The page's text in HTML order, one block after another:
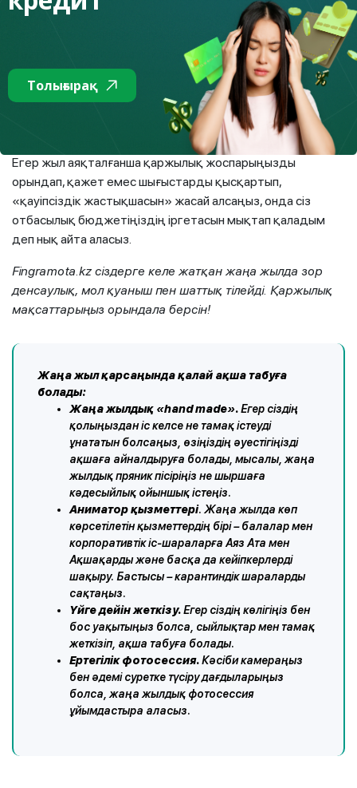
қарызсыз қарсы алу – жаңа жылды ескі қарыздармен
бастауға болмайтын, бұрыннан келе жатқан, жақсы
дәстүр. Асылы, пайдалы қаржылық дағдылар тізімін
жасаңыз, қандай жағдай болмасын олардан бас
тартпаңыз.
Қаржыңызға ревизия жасап, шотыңыздың өткен жылғы
көшірмесін алыңыз, шығындарыңызға талдау жасаңыз.
Егер жыл аяқталғанша қаржылық жоспарыңызды
орындап, қажет емес шығыстарды қысқартып,
«қауіпсіздік жастықшасын» жасай алсаңыз, онда сіз
отбасылық бюджетіңіздің іргетасын мықтап қаладым
деп нық айта аласыз.
Fingramota.kz сіздерге келе жатқан жаңа жылда зор
денсаулық, мол қуаныш пен шаттық тілейді. Қаржылық
мақсаттарыңыз орындала берсін!
Жаңа жыл қарсаңында қалай ақша табуға
болады:
Жаңа жылдық «hand made».Егер сіздің
қолыңыздан іс келсе не тамақ істеуді
ұнататын болсаңыз, өзіңіздің әуестігіңізді
ақшаға айналдыруға болады, мысалы, жаңа
жылдық пряник пісіріңіз не шыршаға
кәдесыйлық ойыншық істеңіз.
Аниматор қызметтері. Жаңа жылда көп
көрсетілетін қызметтердің бірі – балалар мен
корпоративтік іс-шараларға Аяз Ата мен
Ақшақарды және басқа да кейіпкерлерді
шақыру. Бастысы – карантиндік шараларды
сақтаңыз.
Үйге дейін жеткізу.Егер сіздің көлігіңіз бен
бос уақытыңыз болса, сыйлықтар мен тамақ
жеткізіп, ақша табуға болады.
Ертегілік фотосессия.Кәсіби камераңыз
бен әдемі суретке түсіру дағдыларыңыз
болса, жаңа жылдық фотосессия
ұйымдастыра аласыз.
Толығырақ